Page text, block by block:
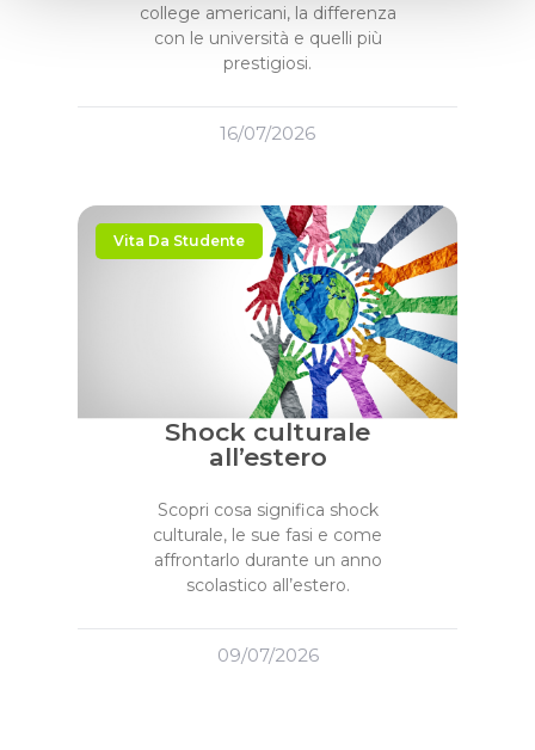
college americani, la differenza
con le università e quelli più
prestigiosi.
16/07/2026
Vita Da Studente
Shock culturale
all’estero
Scopri cosa significa shock
culturale, le sue fasi e come
affrontarlo durante un anno
scolastico all’estero.
09/07/2026